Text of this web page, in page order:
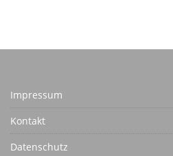
Impressum
Kontakt
Datenschutz